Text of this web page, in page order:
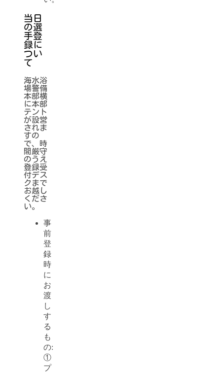
当日
の選
手登
録に
つい
て
海水浴
場警備
本部横
に本部
テント
が設営
されま
すの
で、時
間厳守
のうえ
登録受
付デス
クまで
お越し
くださ
い。
事
前
登
録
時
に
お
渡
し
す
る
も
の:
①
プ